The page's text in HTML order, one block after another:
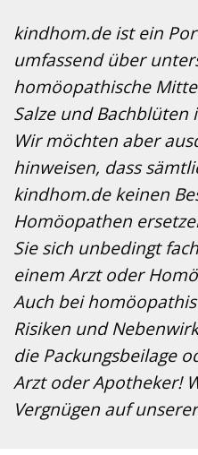
kindhom.de ist ein
umfassend über
homöopathische
Salze und
Wir möchten aber
hinweisen, dass
kindhom.de keinen
Homöopathen
Sie sich unbedingt
einem Arzt oder
Auch bei
Risiken und
die Packungsbeilage
Arzt oder Apotheker!
Vergnügen auf